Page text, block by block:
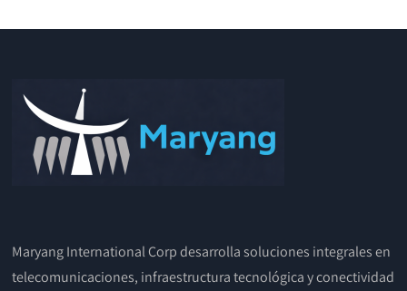
Maryang International Corp desarrolla soluciones integrales en
telecomunicaciones, infraestructura tecnológica y conectividad